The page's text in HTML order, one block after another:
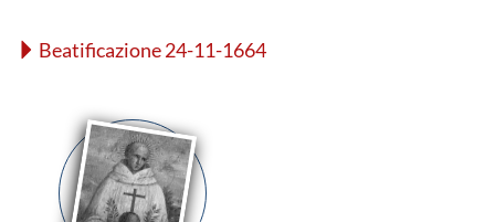
Beatificazione 24-11-1664